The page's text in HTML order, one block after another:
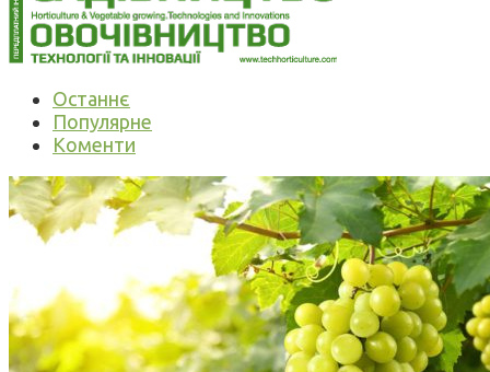
Останнє
Популярне
Коменти